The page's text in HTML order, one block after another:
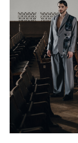
+7 906
Написать
Написать
Москва, Большой
+7 996
По вопросам
По